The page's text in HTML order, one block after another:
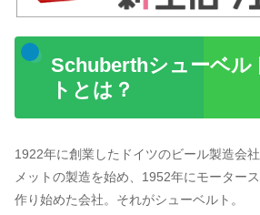
Schuberthシューベル
トとは？
1922年に創業したドイツのビール製造会
メットの製造を始め、1952年にモーター
作り始めた会社。それがシューベルト。